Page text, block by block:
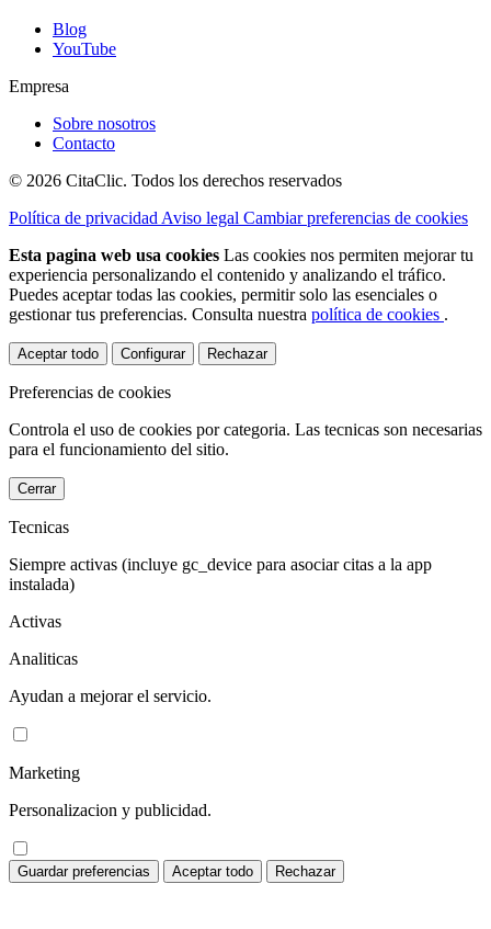
Blog
YouTube
Empresa
Sobre nosotros
Contacto
© 2026 CitaClic. Todos los derechos reservados
Política de privacidad Aviso legal Cambiar preferencias de cookies
Esta pagina web usa cookies Las cookies nos permiten mejorar tu
experiencia personalizando el contenido y analizando el tráfico.
Puedes aceptar todas las cookies, permitir solo las esenciales o
gestionar tus preferencias. Consulta nuestra política de cookies .
Aceptar todo Configurar Rechazar
Preferencias de cookies
Controla el uso de cookies por categoria. Las tecnicas son necesarias
para el funcionamiento del sitio.
Cerrar
Tecnicas
Siempre activas (incluye gc_device para asociar citas a la app
instalada)
Activas
Analiticas
Ayudan a mejorar el servicio.
Marketing
Personalizacion y publicidad.
Guardar preferencias Aceptar todo Rechazar